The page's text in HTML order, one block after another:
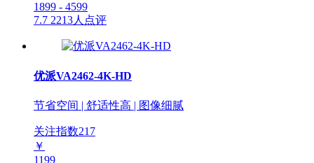
1899 - 4599
7.7 2213人点评
优派VA2462-4K-HD
节省空间 | 舒适性高 | 图像细腻
关注指数217
￥
1199